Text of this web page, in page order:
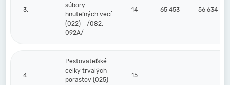
3.
súbory
hnuteľných vecí
(022) - /082,
092A/
14 65 453 56 634
4.
Pestovateľské
celky trvalých
porastov (025) -
15